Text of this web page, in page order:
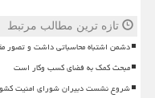
تازه ترین مطالب مرتبط
دشمن اشتباه محاسباتی داشت و تصور
مبحث کمک به فضای کسب وکار است
شروع نشست دبیران شورای امنیت